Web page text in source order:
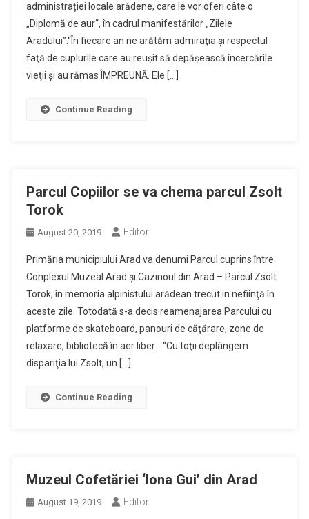
administrației locale arădene, care le vor oferi câte o
„Diplomă de aur“, în cadrul manifestărilor „Zilele
Aradului”.“În fiecare an ne arătăm admiraţia şi respectul
faţă de cuplurile care au reuşit să depăşească încercările
vieţii şi au rămas ÎMPREUNĂ. Ele […]
Continue Reading
Parcul Copiilor se va chema parcul Zsolt
Torok
August 20, 2019 Editor
Primăria municipiului Arad va denumi Parcul cuprins între
Conplexul Muzeal Arad şi Cazinoul din Arad – Parcul Zsolt
Torok, în memoria alpinistului arădean trecut in nefiinţă în
aceste zile. Totodată s-a decis reamenajarea Parcului cu
platforme de skateboard, panouri de căţărare, zone de
relaxare, bibliotecă în aer liber. “Cu toţii deplângem
dispariţia lui Zsolt, un […]
Continue Reading
Muzeul Cofetăriei ‘Iona Gui’ din Arad
August 19, 2019 Editor